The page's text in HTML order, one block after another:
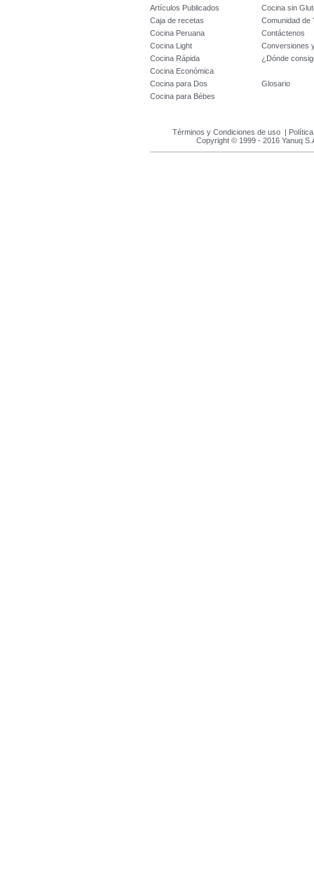
Artículos Publicados
Cocina sin
Caja de recetas
Comunidad de
Cocina Peruana
Contáctenos
Cocina Light
Conversiones
Cocina Rápida
¿Dónde
Cocina Económica
Cocina para Dos
Glosario
Cocina para Bébes
Términos y Condiciones de uso |
Copyright © 1999 - 2016 Yanuq